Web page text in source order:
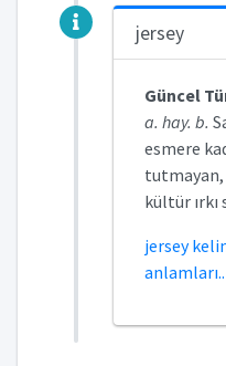
jersey
Güncel
a. hay. b.
esmere
kültür ırkı
jersey
anlamları..